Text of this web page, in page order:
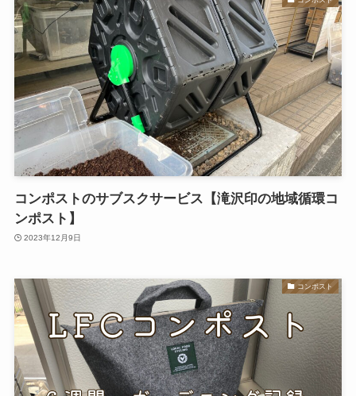
コンポストのサブスクサービス【滝沢印の地域循環コ
ンポスト】
2023年12月9日
コンポスト